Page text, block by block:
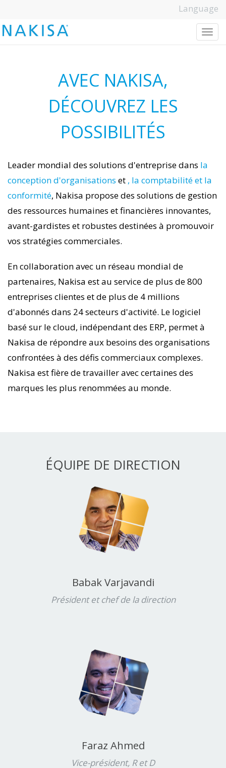
Language
T
o
g
g
l
e
n
a
v
i
g
a
t
i
AVEC NAKISA,
DÉCOUVREZ LES
POSSIBILITÉS
Leader mondial des solutions d'entreprise dans la
conception d'organisations et , la comptabilité et la
conformité, Nakisa propose des solutions de gestion
des ressources humaines et financières innovantes,
avant-gardistes et robustes destinées à promouvoir
vos stratégies commerciales.
En collaboration avec un réseau mondial de
partenaires, Nakisa est au service de plus de 800
entreprises clientes et de plus de 4 millions
d'abonnés dans 24 secteurs d'activité. Le logiciel
basé sur le cloud, indépendant des ERP, permet à
Nakisa de répondre aux besoins des organisations
confrontées à des défis commerciaux complexes.
Nakisa est fière de travailler avec certaines des
marques les plus renommées au monde.
ÉQUIPE DE DIRECTION
Babak Varjavandi
Président et chef de la direction
Faraz Ahmed
Vice-président, R et D